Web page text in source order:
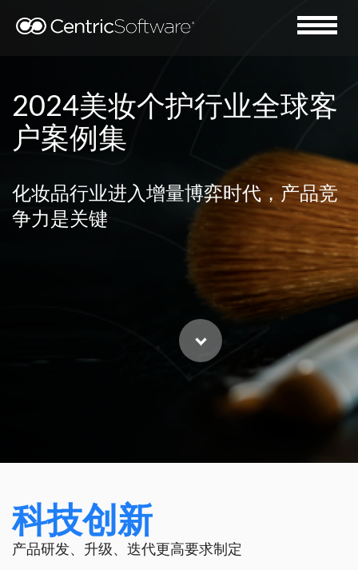
2024美妆个护行业全球客
户案例集
化妆品行业进入增量博弈时代，产品竞
争力是关键
科技创新
产品研发、升级、迭代更高要求制定